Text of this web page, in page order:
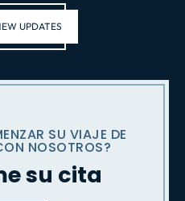
UPDATES
SU VIAJE DE
NOSOTROS?
su cita